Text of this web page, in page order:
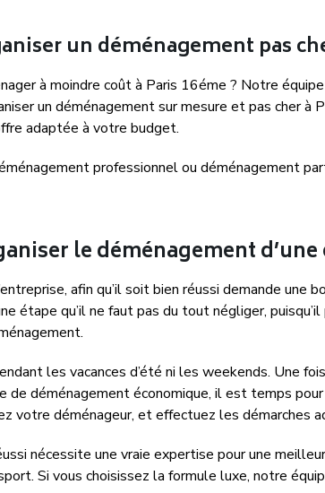
un déménagement pas
à moindre coût à Paris 16éme ? Notre
un déménagement sur mesure et pas cher
adaptée à votre budget.
professionnel ou déménagement
le déménagement d’une
afin qu’il soit bien réussi demande
étape qu’il ne faut pas du tout négliger,
les vacances d’été ni les weekends. Une
de déménagement économique, il est temps
votre déménageur, et effectuez les démarches
nécessite une vraie expertise pour une
Si vous choisissez la formule luxe, notre